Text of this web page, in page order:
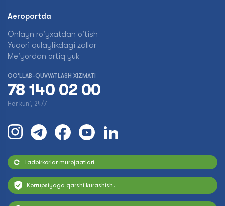
Aeroportda
Onlayn ro'yxatdan o'tish
Yuqori qulaylikdagi zallar
Me'yordan ortiq yuk
QO'LLAB-QUVVATLASH XIZMATI
78 140 02 00
Har kuni, 24/7
Tadbirkorlar murojaatlari
Korrupsiyaga qarshi kurashish.